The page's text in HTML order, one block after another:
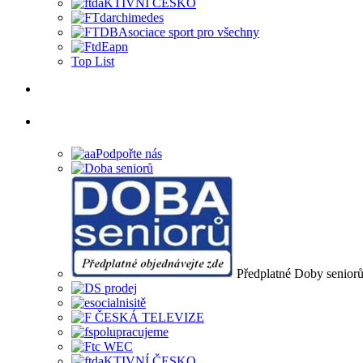
Top List
Předplatné Doby seniorů